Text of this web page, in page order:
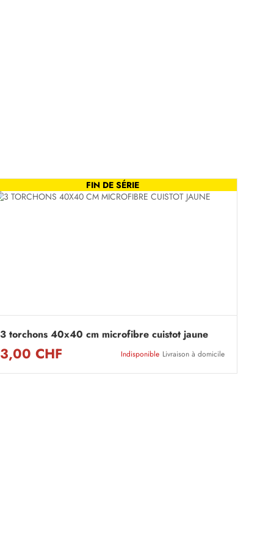
FIN DE SÉRIE
3 torchons 40x40 cm microfibre cuistot jaune
3,00 CHF Indisponible Livraison à domicile